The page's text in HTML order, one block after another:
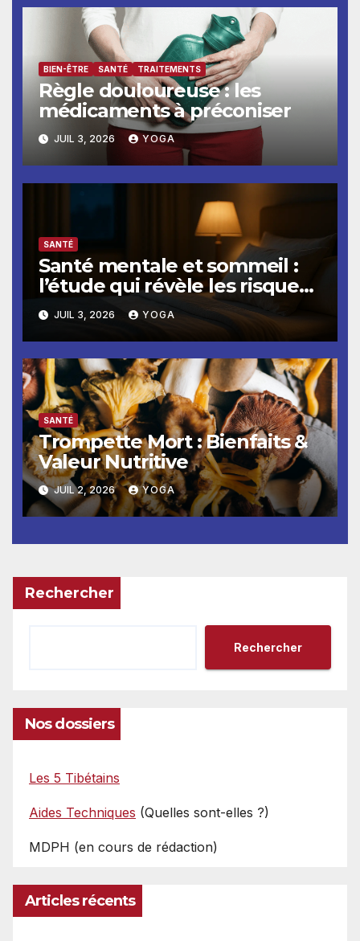
BIEN-ÊTRE SANTÉ TRAITEMENTS
Règle douloureuse : les
médicaments à préconiser
JUIL 3, 2026 YOGA
SANTÉ
Santé mentale et sommeil :
l’étude qui révèle les risques
accrus de troubles
psychiques
JUIL 3, 2026 YOGA
SANTÉ
Trompette Mort : Bienfaits &
Valeur Nutritive
JUIL 2, 2026 YOGA
Rechercher
Rechercher
Nos dossiers
Les 5 Tibétains
Aides Techniques (Quelles sont-elles ?)
MDPH (en cours de rédaction)
Articles récents